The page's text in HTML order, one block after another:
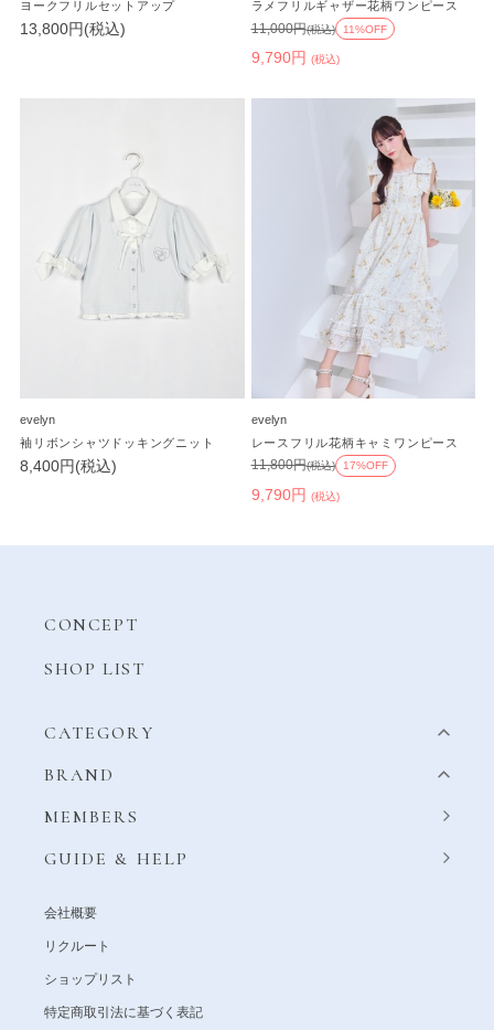
ヨークフリルセットアップ
13,800円(税込)
ラメフリルギャザー花柄ワンピース
9,790円 (税込)
11,000円(税込) 11%OFF
evelyn
袖リボンシャツドッキングニット
8,400円(税込)
evelyn
レースフリル花柄キャミワンピース
9,790円 (税込)
11,800円(税込) 17%OFF
CONCEPT
SHOP LIST
CATEGORY
BRAND
MEMBERS
GUIDE & HELP
会社概要
リクルート
ショップリスト
特定商取引法に基づく表記